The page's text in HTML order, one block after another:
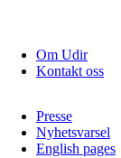
Om Udir
Kontakt oss
Presse
Nyhetsvarsel
English pages